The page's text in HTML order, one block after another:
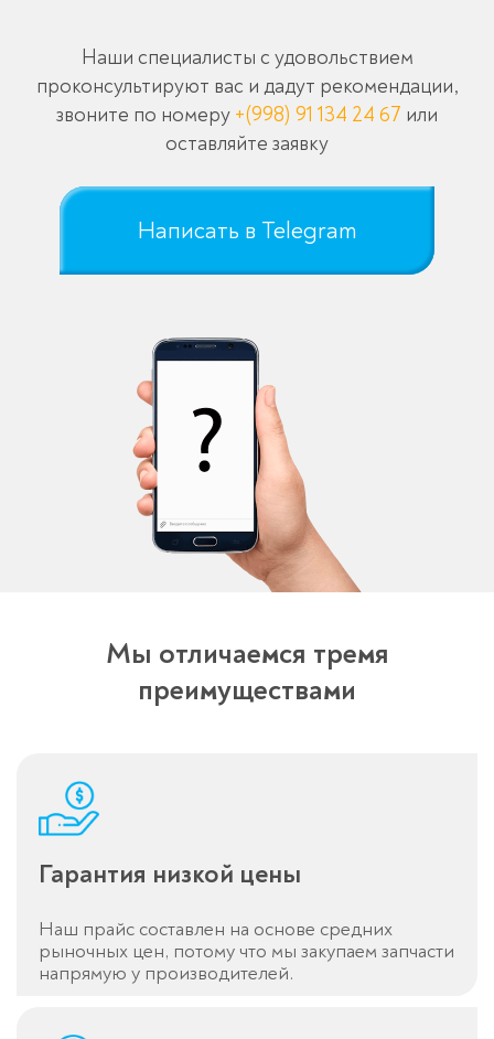
Наши специалисты с удовольствием
проконсультируют вас и дадут рекомендации,
звоните по номеру +(998) 91 134 24 67 или
оставляйте заявку
Написать в Telegram
Мы отличаемся тремя
преимуществами
Гарантия низкой цены
Наш прайс составлен на основе средних
рыночных цен, потому что мы закупаем запчасти
напрямую у производителей.
Оставьте заявку
перезвоним в течение 3-х минут
Спасибо!
Менеджер свяжется с вами в